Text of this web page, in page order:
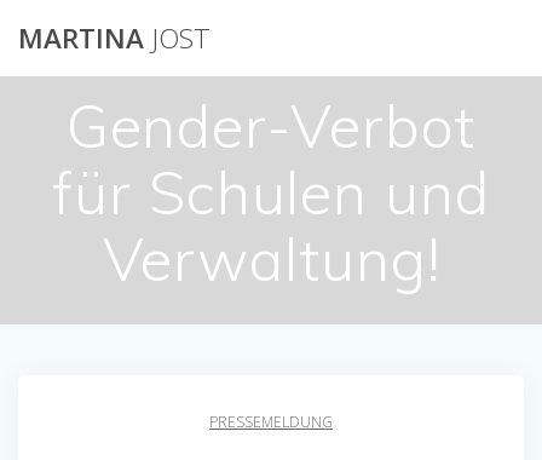
MARTINA JOST
Gender-Verbot
für Schulen und
Verwaltung!
PRESSEMELDUNG